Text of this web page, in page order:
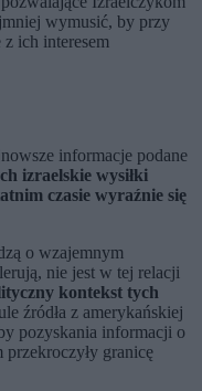
wymusić, by przy
z ich interesem
informacje podane
izraelskie wysiłki
czasie wyraźnie się
o wzajemnym
nie jest w tej relacji
kontekst tych
źródła z amerykańskiej
pozyskania informacji o
granicę